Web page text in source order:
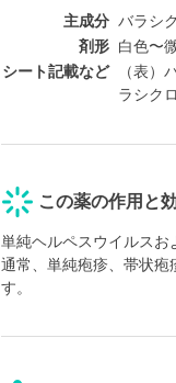
主成分 バラシ
剤形 白色〜
シート記載など
（表）
ラシク
この薬の作用と
単純ヘルペスウイルスお
通常、単純疱疹、帯状疱
す。